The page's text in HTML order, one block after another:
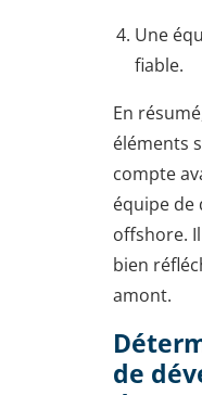
Une
fiable.
En
éléments
compte
équipe de
offshore.
bien
amont.
de